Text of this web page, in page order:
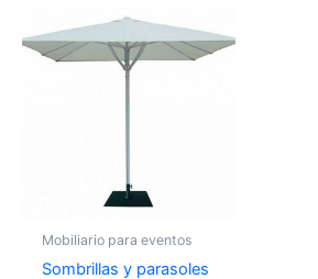
Mobiliario para eventos
Sombrillas y parasoles